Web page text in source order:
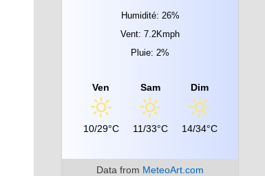
Humidité: 26%
Vent: 7.2Kmph
Pluie: 2%
Ven
10/29°C
Sam
11/33°C
Dim
14/34°C
Data from MeteoArt.com